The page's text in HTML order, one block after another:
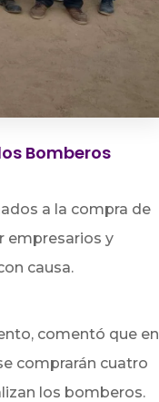
Bomberos
a la compra de
empresarios y
causa.
comentó que en
comprarán cuatro
los bomberos.